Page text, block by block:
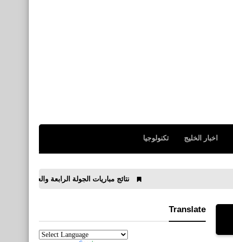
اخبار الخليج تكنولوجيا
نتائج مباريات الجولة الرابعة والعشرون من الدوري الإسباني 2019/
Translate